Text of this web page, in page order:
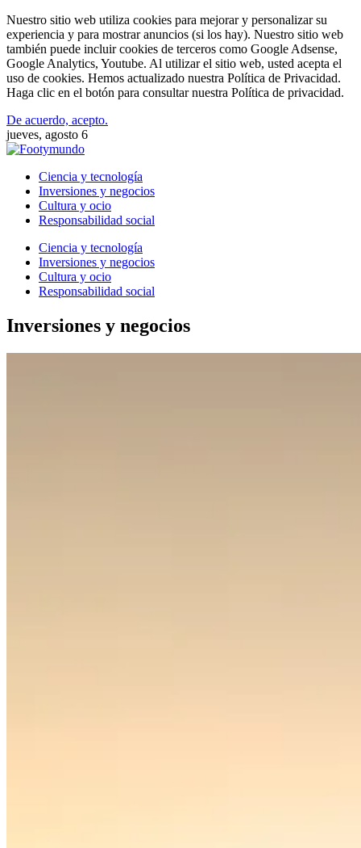
Nuestro sitio web utiliza cookies para mejorar y personalizar su
experiencia y para mostrar anuncios (si los hay). Nuestro sitio web
también puede incluir cookies de terceros como Google Adsense,
Google Analytics, Youtube. Al utilizar el sitio web, usted acepta el
uso de cookies. Hemos actualizado nuestra Política de Privacidad.
Haga clic en el botón para consultar nuestra Política de privacidad.
De acuerdo, acepto.
jueves, agosto 6
Ciencia y tecnología
Inversiones y negocios
Cultura y ocio
Responsabilidad social
Ciencia y tecnología
Inversiones y negocios
Cultura y ocio
Responsabilidad social
Inversiones y negocios